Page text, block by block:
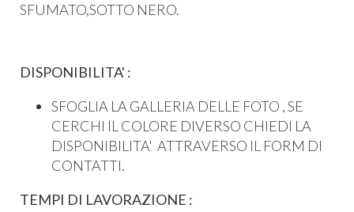
SFUMATO,SOTTO NERO.
DISPONIBILITA' :
SFOGLIA LA GALLERIA DELLE FOTO , SE
CERCHI IL COLORE DIVERSO CHIEDI LA
DISPONIBILITA' ATTRAVERSO IL FORM DI
CONTATTI.
TEMPI DI LAVORAZIONE :